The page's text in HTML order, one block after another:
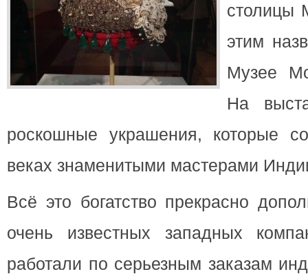
столицы
этим
Музее
На
роскошные украшения, которые
веках знаменитыми мастерами
Всё это богатство прекрасно
очень известных западных
работали по серьезным заказам